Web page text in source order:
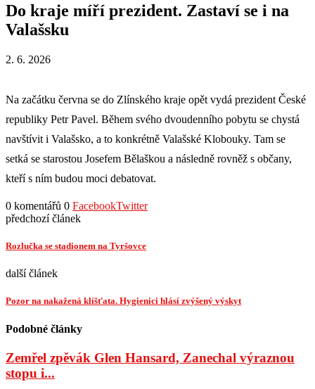
Do kraje míří prezident. Zastaví se i na
Valašsku
2. 6. 2026
Na začátku června se do Zlínského kraje opět vydá prezident České
republiky Petr Pavel. Během svého dvoudenního pobytu se chystá
navštívit i Valašsko, a to konkrétně Valašské Klobouky. Tam se
setká se starostou Josefem Bělaškou a následně rovněž s občany,
kteří s ním budou moci debatovat.
0 komentářů 0 FacebookTwitter
předchozí článek
Rozlučka se stadionem na Tyršovce
další článek
Pozor na nakažená klíšťata. Hygienici hlásí zvýšený výskyt
Podobné články
Zemřel zpěvák Glen Hansard, Zanechal výraznou
stopu i...